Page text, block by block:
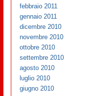
febbraio 2011
gennaio 2011
dicembre 2010
novembre 2010
ottobre 2010
settembre 2010
agosto 2010
luglio 2010
giugno 2010